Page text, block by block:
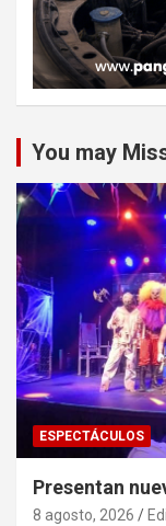
You may
ESPECTÁCULOS
Presentan
8 agosto, 2026